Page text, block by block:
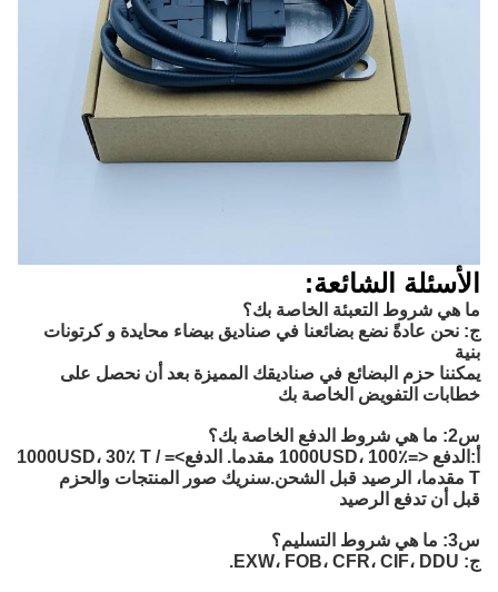
الأسئلة الشائعة:
ما هي شروط التعبئة الخاصة بك؟
ج: نحن عادةً نضع بضائعنا في صناديق بيضاء محايدة و كرتونات
بنية
يمكننا حزم البضائع في صناديقك المميزة بعد أن نحصل على
خطابات التفويض الخاصة بك
س2: ما هي شروط الدفع الخاصة بك؟
أ:
الدفع <=1000USD، 100٪ مقدما. الدفع>=1000USD، 30٪ T /
T مقدما، الرصيد قبل الشحن.
سنريك صور المنتجات والحزم
قبل أن تدفع الرصيد
س3: ما هي شروط التسليم؟
ج: EXW، FOB، CFR، CIF، DDU.